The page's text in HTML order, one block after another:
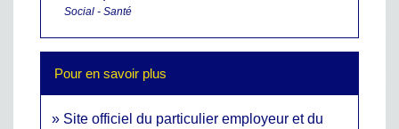
Social - Santé
Pour en savoir plus
Site officiel du particulier employeur et du